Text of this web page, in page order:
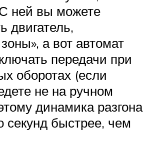
ней вы можете
двигатель,
а вот автомат
передачи при
оборотах (если
не на ручном
динамика разгона
секунд быстрее, чем